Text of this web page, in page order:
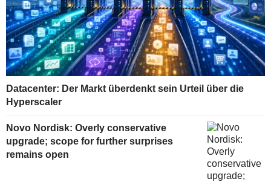
Datacenter: Der Markt überdenkt sein Urteil über die
Hyperscaler
Novo Nordisk: Overly conservative
upgrade; scope for further surprises
remains open